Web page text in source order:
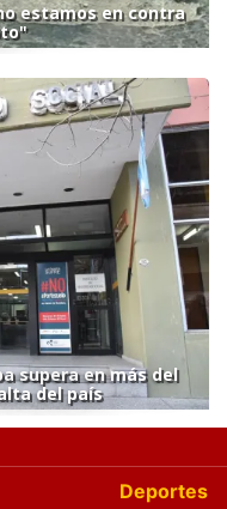
estamos en contra
supera en más del
del país
Deportes